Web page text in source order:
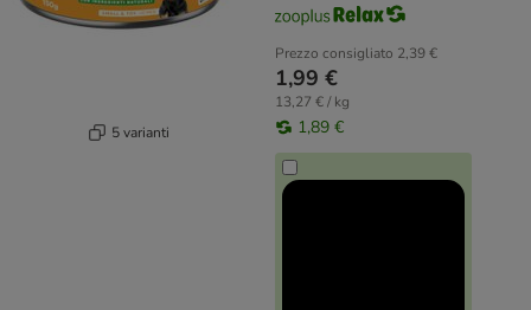
5 varianti
Prezzo consigliato 2,39 €
1,99 €
13,27 € / kg
1,89 €